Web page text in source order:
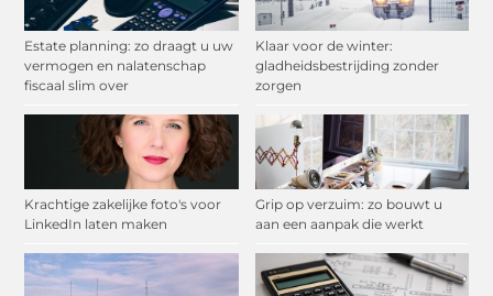
Estate planning: zo draagt u uw
vermogen en nalatenschap
fiscaal slim over
Klaar voor de winter:
gladheidsbestrijding zonder
zorgen
Krachtige zakelijke foto's voor
LinkedIn laten maken
Grip op verzuim: zo bouwt u
aan een aanpak die werkt